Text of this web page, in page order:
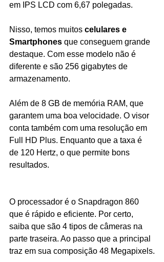
em IPS LCD com 6,67 polegadas.
Nisso, temos muitos celulares e
Smartphones que conseguem grande
destaque. Com esse modelo não é
diferente e são 256 gigabytes de
armazenamento.
Além de 8 GB de memória RAM, que
garantem uma boa velocidade. O visor
conta também com uma resolução em
Full HD Plus. Enquanto que a taxa é
de 120 Hertz, o que permite bons
resultados.
O processador é o Snapdragon 860
que é rápido e eficiente. Por certo,
saiba que são 4 tipos de câmeras na
parte traseira. Ao passo que a principal
traz em sua composição 48 Megapixels.